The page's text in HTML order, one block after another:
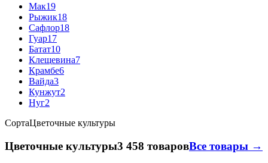
Мак19
Рыжик18
Сафлор18
Гуар17
Батат10
Клещевина7
Крамбе6
Вайда3
Кунжут2
Нуг2
СортаЦветочные культуры
Цветочные культуры3 458 товаровВсе товары →